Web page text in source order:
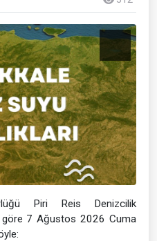
Piri Reis Denizcilik
göre 7 Ağustos 2026 Cuma